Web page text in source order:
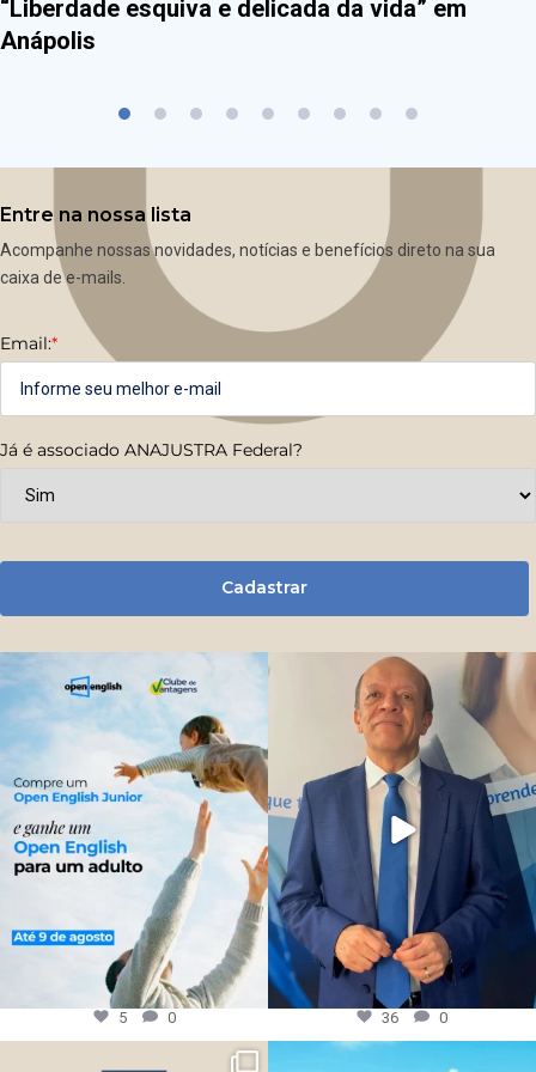
“Liberdade esquiva e delicada da vida” em
Anápolis
Entre na nossa lista
Acompanhe nossas novidades, notícias e benefícios direto na sua
caixa de e-mails.
Email:*
Já é associado ANAJUSTRA Federal?
Cadastrar
5 0 36 0